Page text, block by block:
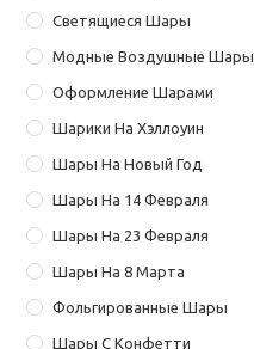
Светящиеся Шары
Модные Воздушные Шары
Оформление Шарами
Шарики На Хэллоуин
Шары На Новый Год
Шары На 14 Февраля
Шары На 23 Февраля
Шары На 8 Марта
Фольгированные Шары
Шары С Конфетти